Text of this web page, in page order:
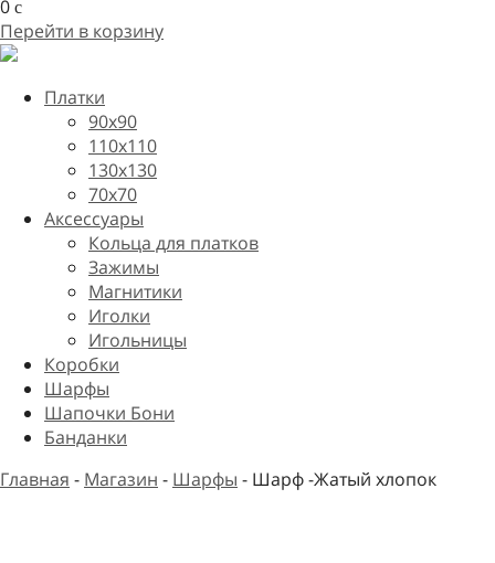
0 c
Перейти в корзину
Платки
90x90
110x110
130x130
70х70
Аксессуары
Кольца для платков
Зажимы
Магнитики
Иголки
Игольницы
Коробки
Шарфы
Шапочки Бони
Банданки
Главная - Магазин - Шарфы - Шарф -Жатый хлопок